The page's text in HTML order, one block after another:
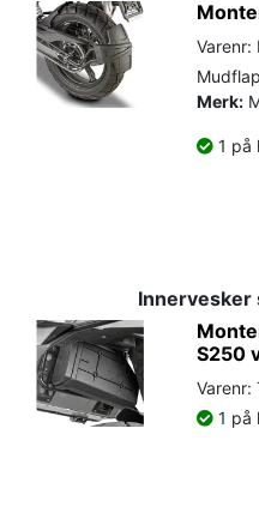
Varenr:
Merk:
1 på
Innervesker
S250
Varenr:
1 på